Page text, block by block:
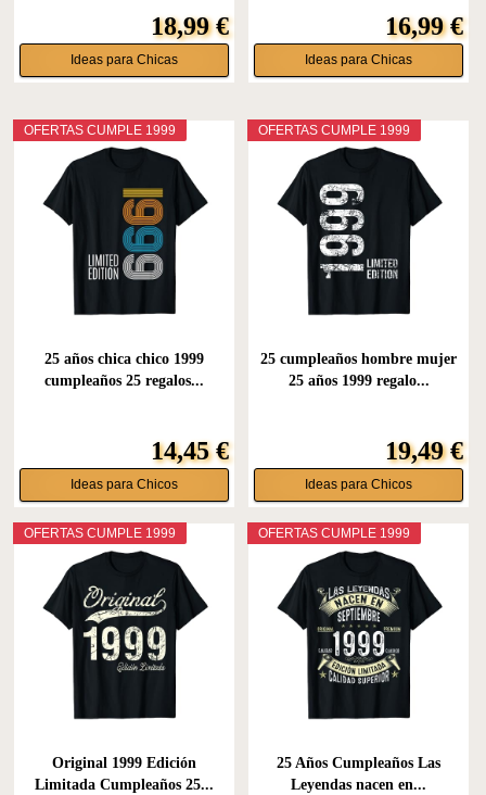
18,99 €
Ideas para Chicas
16,99 €
Ideas para Chicas
OFERTAS CUMPLE 1999
25 años chica chico 1999
cumpleaños 25 regalos...
14,45 €
Ideas para Chicos
OFERTAS CUMPLE 1999
25 cumpleaños hombre mujer
25 años 1999 regalo...
19,49 €
Ideas para Chicos
OFERTAS CUMPLE 1999
Original 1999 Edición
Limitada Cumpleaños 25...
OFERTAS CUMPLE 1999
25 Años Cumpleaños Las
Leyendas nacen en...